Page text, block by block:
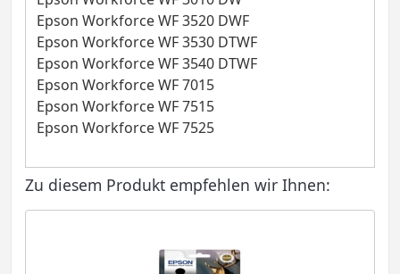
Epson Workforce WF 3520 DWF
Epson Workforce WF 3530 DTWF
Epson Workforce WF 3540 DTWF
Epson Workforce WF 7015
Epson Workforce WF 7515
Epson Workforce WF 7525
Zu diesem Produkt empfehlen wir Ihnen: